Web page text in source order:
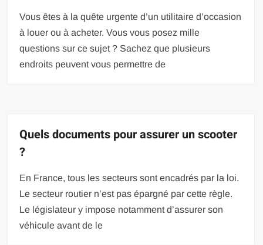
Vous êtes à la quête urgente d’un utilitaire d’occasion
à louer ou à acheter. Vous vous posez mille
questions sur ce sujet ? Sachez que plusieurs
endroits peuvent vous permettre de
Quels documents pour assurer un scooter
?
En France, tous les secteurs sont encadrés par la loi.
Le secteur routier n’est pas épargné par cette règle.
Le législateur y impose notamment d’assurer son
véhicule avant de le